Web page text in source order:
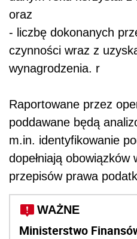
oraz
- liczbę dokonanych
czynności wraz z
wynagrodzenia. r
Raportowane przez
poddawane będą
m.in. identyfikowanie
dopełniają obowiązków
przepisów prawa
WAŻNE
Ministerstwo